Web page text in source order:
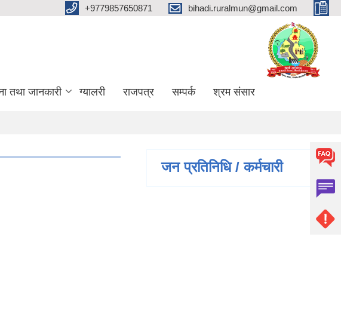
+9779857650871 bihadi.ruralmun@gmail.com
तथा जानकारी ग्यालरी राजपत्र सम्पर्क श्रम संसार
जन प्रतिनिधि / कर्मचारी